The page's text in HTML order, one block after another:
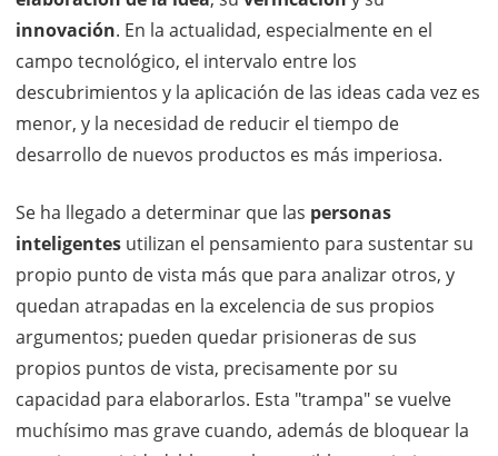
innovación. En la actualidad, especialmente en el
campo tecnológico, el intervalo entre los
descubrimientos y la aplicación de las ideas cada vez es
menor, y la necesidad de reducir el tiempo de
desarrollo de nuevos productos es más imperiosa.
Se ha llegado a determinar que las personas
inteligentes utilizan el pensamiento para sustentar su
propio punto de vista más que para analizar otros, y
quedan atrapadas en la excelencia de sus propios
argumentos; pueden quedar prisioneras de sus
propios puntos de vista, precisamente por su
capacidad para elaborarlos. Esta "trampa" se vuelve
muchísimo mas grave cuando, además de bloquear la